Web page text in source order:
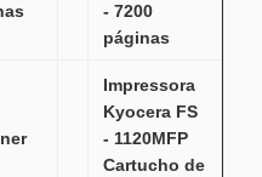
- 7200
páginas
Impressora
Kyocera FS
- 1120MFP
Cartucho de